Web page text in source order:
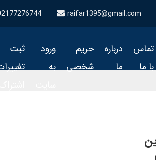
raifar1395@gmail.com
تماس
با ما
درباره
ما
حریم
شخصی
ورود
به
ثبت